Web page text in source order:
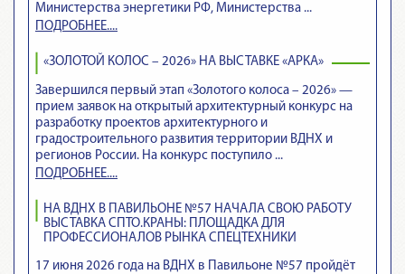
Министерства энергетики РФ, Министерства ...
ПОДРОБНЕЕ....
«ЗОЛОТОЙ КОЛОС – 2026» НА ВЫСТАВКЕ «АРКА»
Завершился первый этап «Золотого колоса – 2026» —
прием заявок на открытый архитектурный конкурс на
разработку проектов архитектурного и
градостроительного развития территории ВДНХ и
регионов России. На конкурс поступило ...
ПОДРОБНЕЕ....
НА ВДНХ В ПАВИЛЬОНЕ №57 НАЧАЛА СВОЮ РАБОТУ
ВЫСТАВКА СПТО.КРАНЫ: ПЛОЩАДКА ДЛЯ
ПРОФЕССИОНАЛОВ РЫНКА СПЕЦТЕХНИКИ
17 июня 2026 года на ВДНХ в Павильоне №57 пройдёт